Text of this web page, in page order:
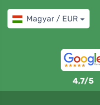
Magyar / EUR
4,7/5